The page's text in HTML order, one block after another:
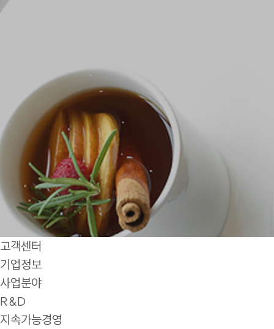
고객센터
기업정보
사업분야
R&D
지속가능경영